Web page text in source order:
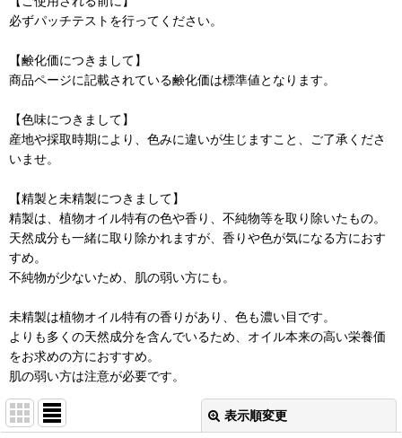
必ずパッチテストを行ってください。
【鹸化価につきまして】
商品ページに記載されている鹸化価は標準値となります。
【色味につきまして】
産地や採取時期により、色みに違いが生じますこと、ご了承くださ
いませ。
【精製と未精製につきまして】
精製は、植物オイル特有の色や香り、不純物等を取り除いたもの。
天然成分も一緒に取り除かれますが、香りや色が気になる方におす
すめ。
不純物が少ないため、肌の弱い方にも。
未精製は植物オイル特有の香りがあり、色も濃い目です。
よりも多くの天然成分を含んでいるため、オイル本来の高い栄養価
をお求めの方におすすめ。
肌の弱い方は注意が必要です。
表示順変更